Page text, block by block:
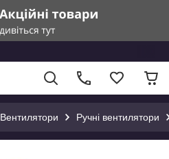
Вентилятори Ручні вентилятори